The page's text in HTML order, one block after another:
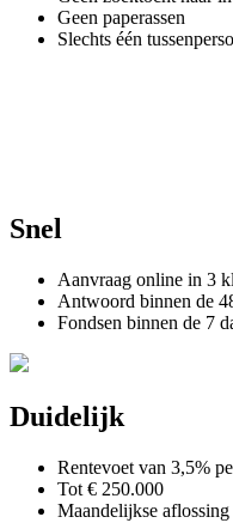
Geen paperassen
Slechts één
Snel
Aanvraag online in 3
Antwoord binnen de
Fondsen binnen de 7
Duidelijk
Rentevoet van 3,5%
Tot € 250.000
Maandelijkse